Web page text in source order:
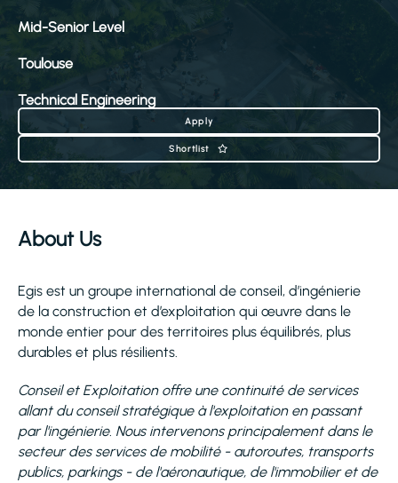
Mid-Senior Level
Toulouse
Technical Engineering
Apply
Shortlist
About Us
Egis est un groupe international de conseil, d’ingénierie
de la construction et d’exploitation qui œuvre dans le
monde entier pour des territoires plus équilibrés, plus
durables et plus résilients.
Conseil et Exploitation offre une continuité de services
allant du conseil stratégique à l'exploitation en passant
par l'ingénierie. Nous intervenons principalement dans le
secteur des services de mobilité - autoroutes, transports
publics, parkings - de l'aéronautique, de l'immobilier et de